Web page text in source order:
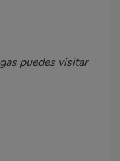
puedes visitar